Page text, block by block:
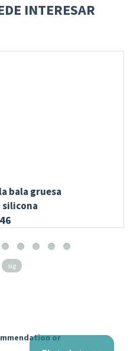
INTERESAR
bala gruesa
sig
or